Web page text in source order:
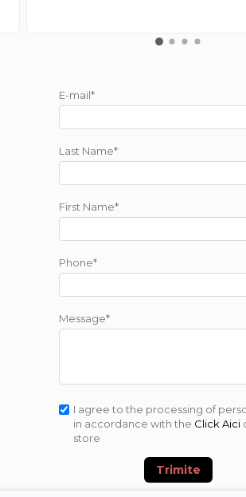
E-mail*
Last Name*
First Name*
Phone*
Message*
I agree to the processing of
in accordance with the Click Aici
store
Trimite